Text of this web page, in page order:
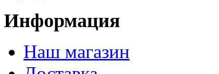
Информация
Наш магазин